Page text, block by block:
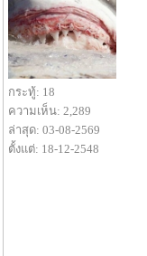
กระทู้: 18
ความเห็น: 2,289
ล่าสุด: 03-08-2569
ตั้งแต่: 18-12-2548